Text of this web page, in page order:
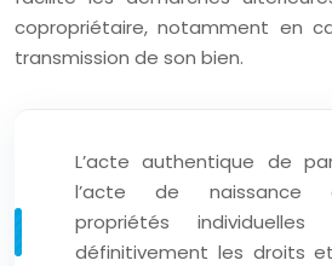
copropriétaire, notamment en
transmission de son bien.
L’acte authentique de
l’acte de naissance
propriétés
définitivement les droits